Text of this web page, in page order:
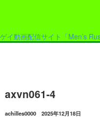
ゲイ動画配信サイト「Men’s
axvn061-4
achilles0000 2025年12月18日